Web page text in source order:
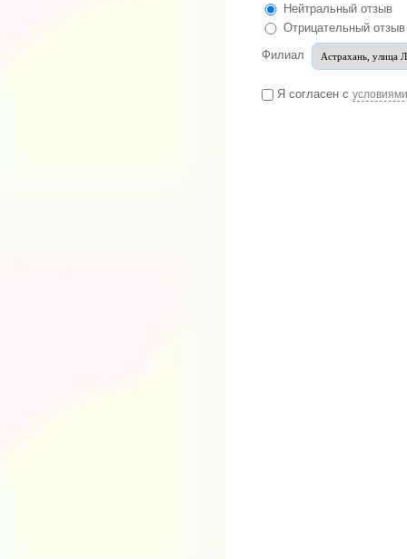
Нейтральный отзыв
Отрицательный отзыв
Филиал
Я согласен с